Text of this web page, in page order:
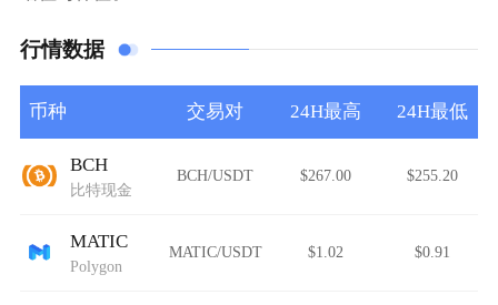
行情数据
币种 交易对 24H最高 24H最低
BCH
比特现金
BCH/USDT $267.00 $255.20
MATIC
Polygon
MATIC/USDT $1.02 $0.91